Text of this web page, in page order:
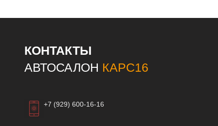
КОНТАКТЫ
АВТОСАЛОН КАРС16
+7 (929) 600-16-16